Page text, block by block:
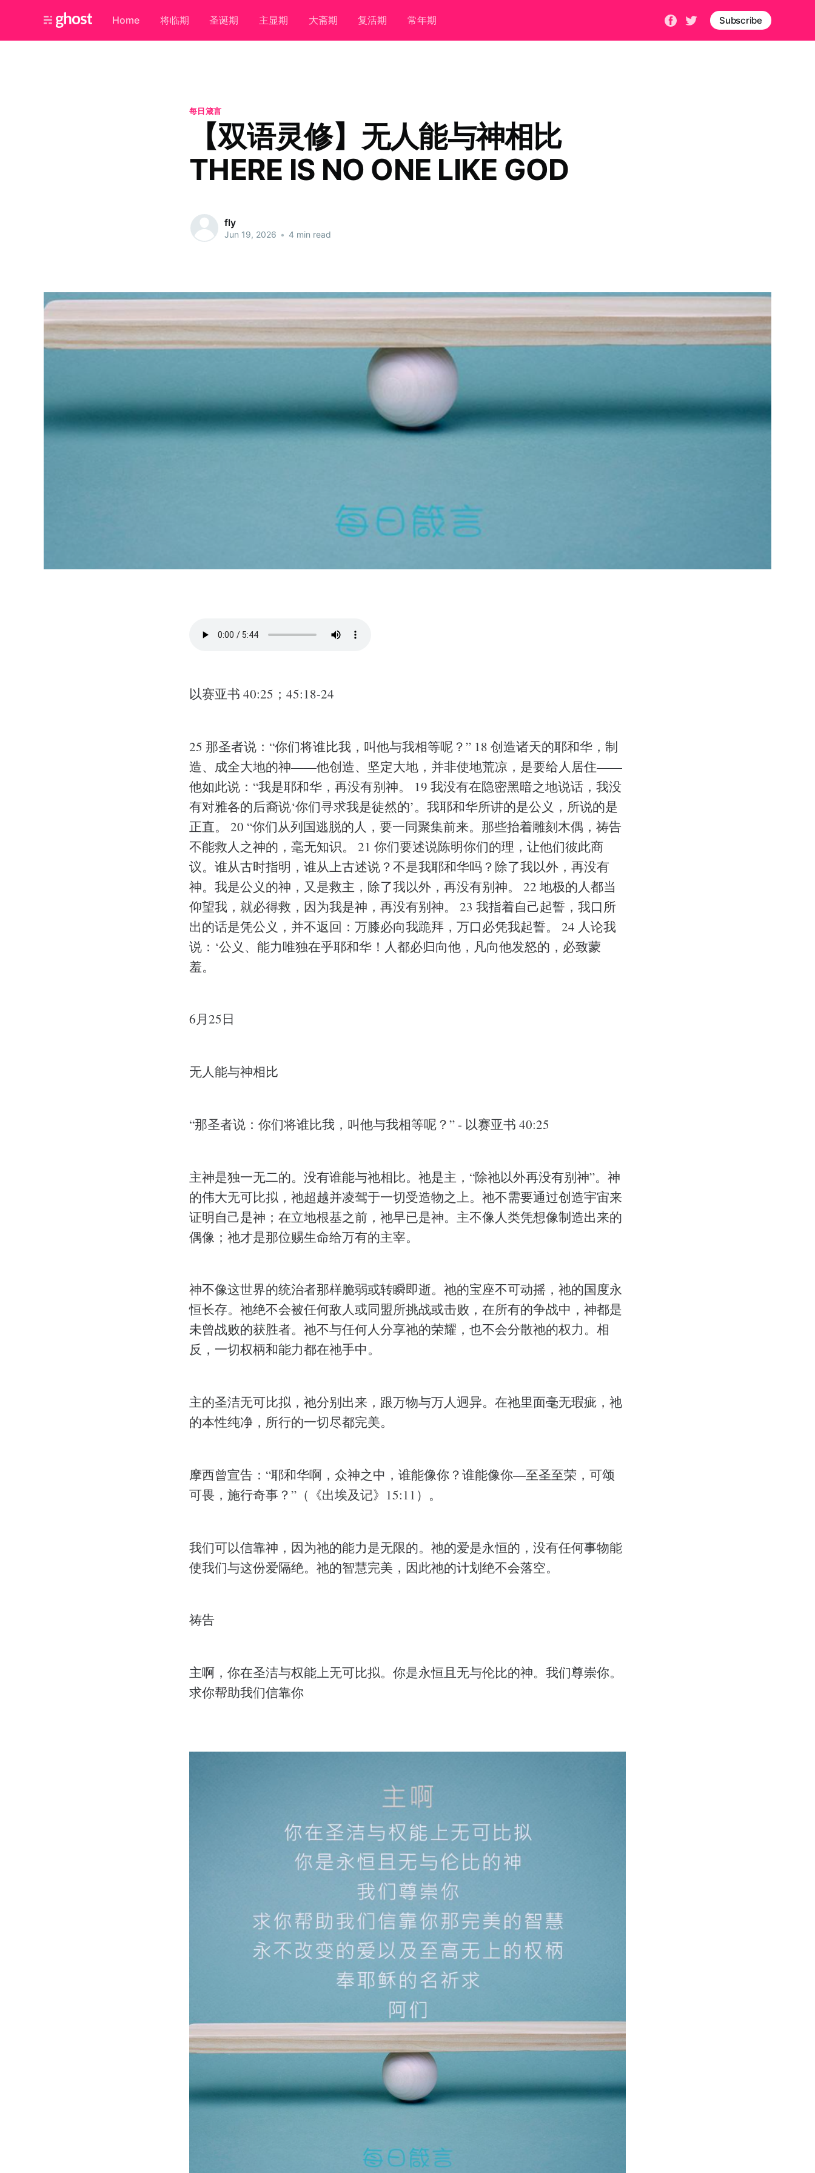
Home 将临期 圣诞期 主显期 大斋期 复活期 常年期 Subscribe
每日箴言
【双语灵修】无人能与神相比
THERE IS NO ONE LIKE GOD
fly
Jun 19, 2026 • 4 min read
以赛亚书 40:25；45:18-24
25 那圣者说：“你们将谁比我，叫他与我相等呢？” 18 创造诸天的耶和华，制
造、成全大地的神——他创造、坚定大地，并非使地荒凉，是要给人居住——
他如此说：“我是耶和华，再没有别神。 19 我没有在隐密黑暗之地说话，我没
有对雅各的后裔说‘你们寻求我是徒然的’。我耶和华所讲的是公义，所说的是
正直。 20 “你们从列国逃脱的人，要一同聚集前来。那些抬着雕刻木偶，祷告
不能救人之神的，毫无知识。 21 你们要述说陈明你们的理，让他们彼此商
议。谁从古时指明，谁从上古述说？不是我耶和华吗？除了我以外，再没有
神。我是公义的神，又是救主，除了我以外，再没有别神。 22 地极的人都当
仰望我，就必得救，因为我是神，再没有别神。 23 我指着自己起誓，我口所
出的话是凭公义，并不返回：万膝必向我跪拜，万口必凭我起誓。 24 人论我
说：‘公义、能力唯独在乎耶和华！人都必归向他，凡向他发怒的，必致蒙
羞。
6月25日
无人能与神相比
“那圣者说：你们将谁比我，叫他与我相等呢？” - 以赛亚书 40:25
主神是独一无二的。没有谁能与祂相比。祂是主，“除祂以外再没有别神”。神
的伟大无可比拟，祂超越并凌驾于一切受造物之上。祂不需要通过创造宇宙来
证明自己是神；在立地根基之前，祂早已是神。主不像人类凭想像制造出来的
偶像；祂才是那位赐生命给万有的主宰。
神不像这世界的统治者那样脆弱或转瞬即逝。祂的宝座不可动摇，祂的国度永
恒长存。祂绝不会被任何敌人或同盟所挑战或击败，在所有的争战中，神都是
未曾战败的获胜者。祂不与任何人分享祂的荣耀，也不会分散祂的权力。相
反，一切权柄和能力都在祂手中。
主的圣洁无可比拟，祂分别出来，跟万物与万人迥异。在祂里面毫无瑕疵，祂
的本性纯净，所行的一切尽都完美。
摩西曾宣告：“耶和华啊，众神之中，谁能像你？谁能像你—至圣至荣，可颂
可畏，施行奇事？”（《出埃及记》15:11）。
我们可以信靠神，因为祂的能力是无限的。祂的爱是永恒的，没有任何事物能
使我们与这份爱隔绝。祂的智慧完美，因此祂的计划绝不会落空。
祷告
主啊，你在圣洁与权能上无可比拟。你是永恒且无与伦比的神。我们尊崇你。
求你帮助我们信靠你